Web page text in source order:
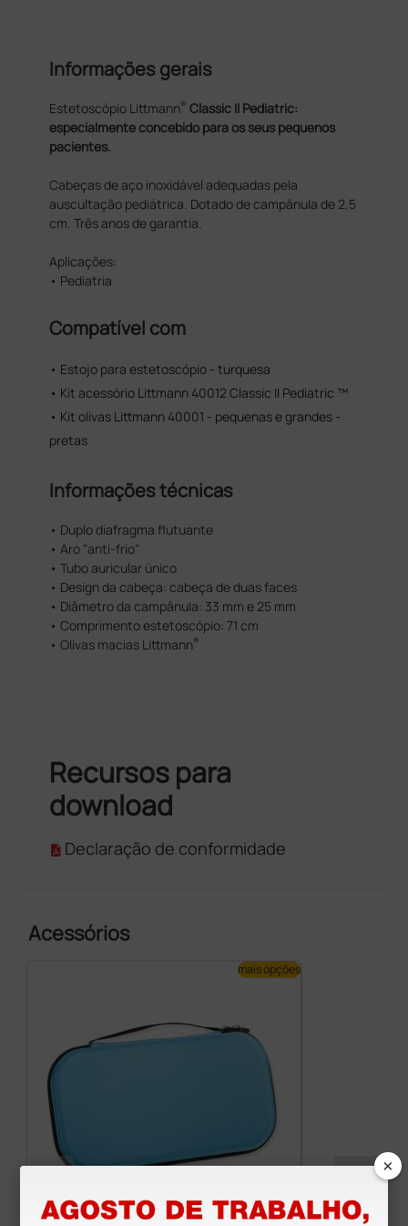
Informações gerais
Estetoscópio Littmann® Classic II Pediatric:
especialmente concebido para os seus pequenos
pacientes.
Cabeças de aço inoxidável adequadas pela
auscultação pediátrica. Dotado de campânula de 2,5
cm. Três anos de garantia.
Aplicações:
• Pediatria
Compatível com
• Estojo para estetoscópio - turquesa
• Kit acessório Littmann 40012 Classic II Pediatric ™
• Kit olivas Littmann 40001 - pequenas e grandes -
pretas
Informações técnicas
• Duplo diafragma flutuante
• Aro "anti-frio"
• Tubo auricular único
• Design da cabeça: cabeça de duas faces
• Diâmetro da campânula: 33 mm e 25 mm
• Comprimento estetoscópio: 71 cm
• Olivas macias Littmann®
Recursos para
download
Declaração de conformidade
Acessórios
mais opções
×